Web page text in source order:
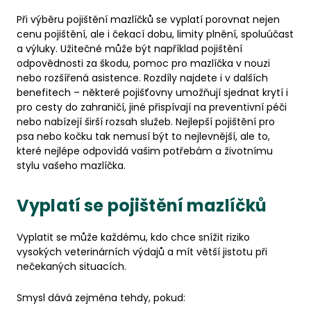
Při výběru pojištění mazlíčků se vyplatí porovnat nejen
cenu pojištění, ale i čekací dobu, limity plnění, spoluúčast
a výluky. Užitečné může být například pojištění
odpovědnosti za škodu, pomoc pro mazlíčka v nouzi
nebo rozšířená asistence. Rozdíly najdete i v dalších
benefitech – některé pojišťovny umožňují sjednat krytí i
pro cesty do zahraničí, jiné přispívají na preventivní péči
nebo nabízejí širší rozsah služeb. Nejlepší pojištění pro
psa nebo kočku tak nemusí být to nejlevnější, ale to,
které nejlépe odpovídá vašim potřebám a životnímu
stylu vašeho mazlíčka.
Vyplatí se pojištění mazlíčků
Vyplatit se může každému, kdo chce snížit riziko
vysokých veterinárních výdajů a mít větší jistotu při
nečekaných situacích.
Smysl dává zejména tehdy, pokud: